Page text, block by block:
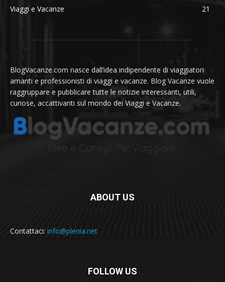
Viaggi e Vacanze
21
BlogVacanze.com nasce dall’idea indipendente di viaggiatori
amanti e professionisti di viaggi e vacanze. Blog Vacanze vuole
raggruppare e pubblicare tutte le notizie interessanti, utili,
curiose, accattivanti sul mondo dei Viaggi e Vacanze.
ABOUT US
Contattaci: info@plenia.net
FOLLOW US